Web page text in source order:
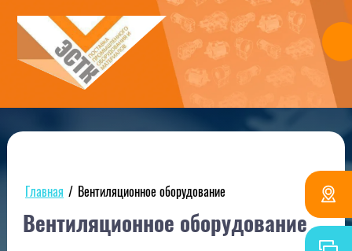
Главная / Вентиляционное оборудование
Вентиляционное оборудование